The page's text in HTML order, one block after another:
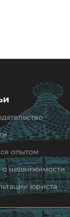
опытом
о недвижимости
юриста